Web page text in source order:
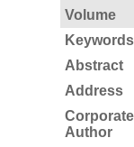
Volume
Keywords
Abstract
Address
Corporate
Author